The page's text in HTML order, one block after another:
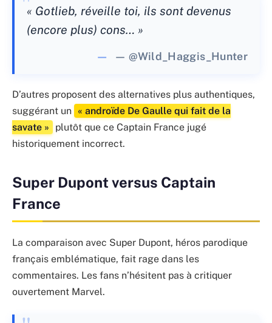
« Gotlieb, réveille toi, ils sont devenus
(encore plus) cons… »
— @Wild_Haggis_Hunter
D’autres proposent des alternatives plus authentiques,
suggérant un « androïde De Gaulle qui fait de la
savate »
plutôt que ce Captain France jugé
historiquement incorrect.
Super Dupont versus Captain
France
La comparaison avec Super Dupont, héros parodique
français emblématique, fait rage dans les
commentaires. Les fans n’hésitent pas à critiquer
ouvertement Marvel.